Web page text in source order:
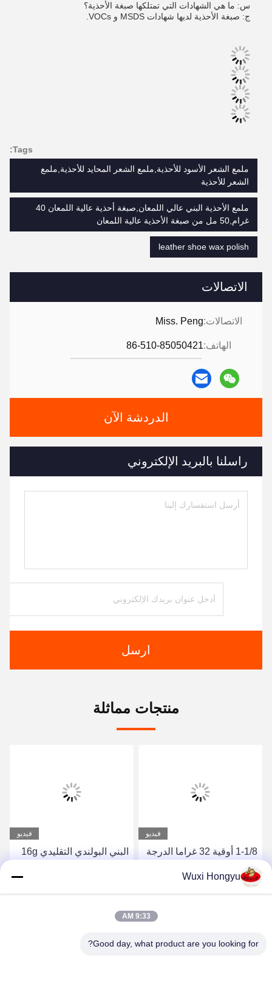
الاتصالات
الاتصالات:Miss. Peng
الهاتف:86-510-85050421
الدردشة الآن
راسلنا بالبريد الإلكتروني
ارسل
س: ما هي الشهادات التي تمتلكها صبغة الأحذية؟
ج: صبغة الأحذية لديها شهادات MSDS و VOCs.
Tags:
ملمع الشعر الأسود للأحذية,ملمع الشعر المحايد للأحذية,ملمع
الشعر للأحذية
ملمع الأحذية البني عالي اللمعان,صبغة أحذية عالية اللمعان 40
غرام,50 مل من صبغة الأحذية عالية اللمعان
leather shoe wax polish
منتجات مماثلة
فيديو
1-1/8 أوقية 32 غراما الدرجة
الأولى الكريم البني الحذاء
البولندي الجلد لامع الأحذية
العناية الهدية للرجال الزوج
احصل على افضل سعر
فيديو
البني البولندي التقليدي 16g
الأحذية المورد الشعار الخاص
مخصص
Wuxi Hongyu
9:33 AM
Good day, what product are you looking for?